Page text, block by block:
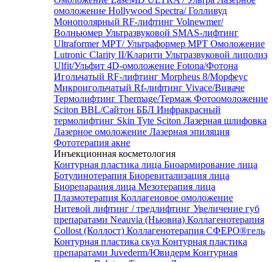
омоложение Hollywood Spectra/ Голливуд
Монополярный RF-лифтинг Volnewmer/
Волньюмер Ультразвуковой SMAS-лифтинг
Ultraformer MPT/ Ультраформер MPT Омоложение
Lutronic Clarity II/Кларити Ультразвуковой липолиз
Ulfit/Ульфит 4D-омоложение Fotona/Фотона
Игольчатый RF-лифтинг Morpheus 8/Морфеус
Микроигольчатый Rf-лифтинг Vivace/Виваче
Термолифтинг Thermage/Термаж Фотоомоложение
Sciton BBL/Сайтон ББЛ Инфракрасный
термолифтинг Skin Tyte Sciton Лазерная шлифовка
Лазерное омоложение Лазерная эпиляция
Фототерапия акне
Инъекционная косметология
Контурная пластика лица Биоармирование лица
Ботулинотерапия Биоревитализация лица
Биорепарация лица Мезотерапия лица
Плазмотерапия Коллагеновое омоложение
Нитевой лифтинг / тредлифтинг Увеличение губ
препаратами Neauvia (Ньювиа) Коллагенотерапия
Collost (Коллост) Коллагенотерапия СФЕРО®гель
Контурная пластика скул Контурная пластика
препаратами Juvederm/Ювидерм Контурная